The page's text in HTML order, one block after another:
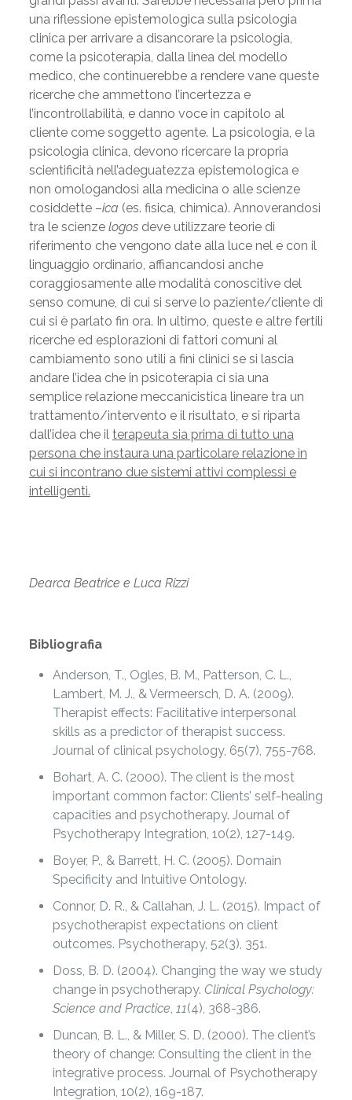
una riflessione epistemologica sulla psicologia
clinica per arrivare a disancorare la psicologia,
come la psicoterapia, dalla linea del modello
medico, che continuerebbe a rendere vane queste
ricerche che ammettono l’incertezza e
l’incontrollabilità, e danno voce in capitolo al
cliente come soggetto agente. La psicologia, e la
psicologia clinica, devono ricercare la propria
scientificità nell’adeguatezza epistemologica e
non omologandosi alla medicina o alle scienze
cosiddette –ica (es. fisica, chimica). Annoverandosi
tra le scienze logosdeve utilizzare teorie di
riferimento che vengono date alla luce nel e con il
linguaggio ordinario, affiancandosi anche
coraggiosamente alle modalità conoscitive del
senso comune, di cui si serve lo paziente/cliente di
cui si è parlato fin ora. In ultimo, queste e altre fertili
ricerche ed esplorazioni di fattori comuni al
cambiamento sono utili a fini clinici se si lascia
andare l’idea che in psicoterapia ci sia una
semplice relazione meccanicistica lineare tra un
trattamento/intervento e il risultato, e si riparta
dall’idea che il terapeuta sia prima di tutto una
persona che instaura una particolare relazione in
cui si incontrano due sistemi attivi complessi e
intelligenti.
Dearca Beatrice e Luca Rizzi
Bibliografia
Anderson, T., Ogles, B. M., Patterson, C. L.,
Lambert, M. J., & Vermeersch, D. A. (2009).
Therapist effects: Facilitative interpersonal
skills as a predictor of therapist success.
Journal of clinical psychology, 65(7), 755-768.
Bohart, A. C. (2000). The client is the most
important common factor: Clients’ self-healing
capacities and psychotherapy. Journal of
Psychotherapy Integration, 10(2), 127-149.
Boyer, P., & Barrett, H. C. (2005). Domain
Specificity and Intuitive Ontology.
Connor, D. R., & Callahan, J. L. (2015). Impact of
psychotherapist expectations on client
outcomes. Psychotherapy, 52(3), 351.
Doss, B. D. (2004). Changing the way we study
change in psychotherapy. Clinical Psychology:
Science and Practice 11(4), 368-386.
Duncan, B. L., & Miller, S. D. (2000). The client’s
theory of change: Consulting the client in the
integrative process. Journal of Psychotherapy
Integration, 10(2), 169-187.